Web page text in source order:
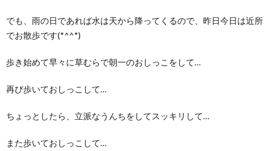
でも、雨の日であれば水は天から降ってくるので、昨日今日は近所
でお散歩です(*^^*)
歩き始めて早々に草むらで朝一のおしっこをして…
再び歩いておしっこして…
ちょっとしたら、立派なうんちをしてスッキリして…
また歩いておしっこして…